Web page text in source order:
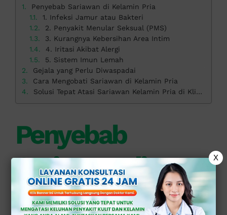
Penyebab Sariawan di Kelamin Pria
1. Infeksi Jamur atau Bakteri
2. Penyakit Menular Seksual (PMS)
3. Kurangnya Kebersihan Area Intim
4. Iritasi Akibat Alergi
5. Sistem Imun Lemah
Gejala yang Perlu Diwaspadai
Cara Mengobati Sariawan di Kelamin Pria
Solusi Tepat Atasi Sariawan Kelamin Pria di Klinik Apollo
Penyebab
Sariawan di
Kelamin Pria
X